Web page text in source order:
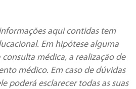
aqui contidas tem
Em hipótese alguma
médica, a realização de
médico. Em caso de dúvidas
poderá esclarecer todas as suas